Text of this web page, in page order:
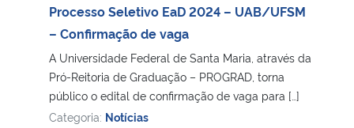
Processo Seletivo EaD 2024 – UAB/UFSM
– Confirmação de vaga
A Universidade Federal de Santa Maria, através da
Pró-Reitoria de Graduação – PROGRAD, torna
público o edital de confirmação de vaga para […]
Categoria: Notícias